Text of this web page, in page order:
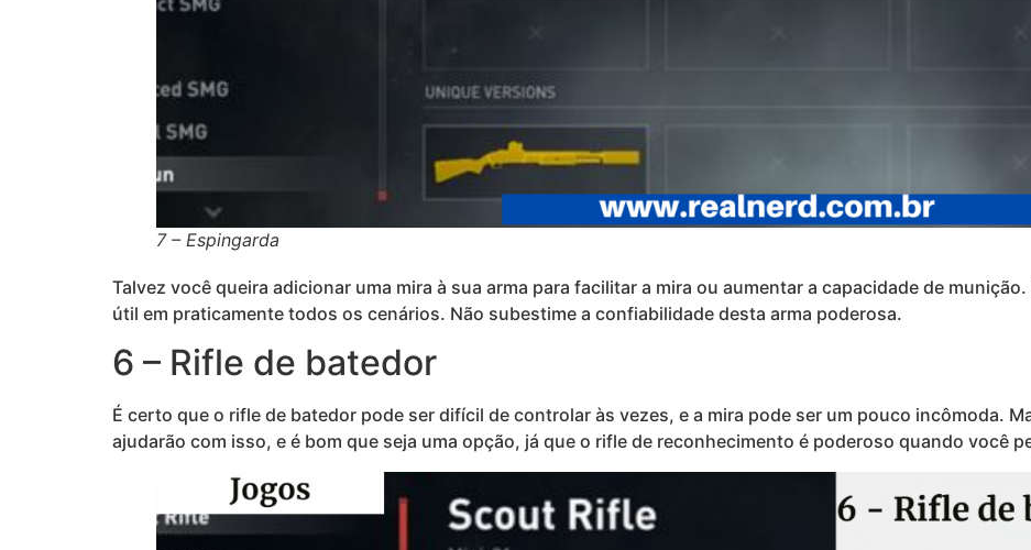
7 – Espingarda
Talvez você queira adicionar uma mira à sua arma para facilitar a mira ou aumentar a capacidade de
útil em praticamente todos os cenários. Não subestime a confiabilidade desta arma poderosa.
6 – Rifle de batedor
É certo que o rifle de batedor pode ser difícil de controlar às vezes, e a mira pode ser um pouco incômoda.
ajudarão com isso, e é bom que seja uma opção, já que o rifle de reconhecimento é poderoso quando você